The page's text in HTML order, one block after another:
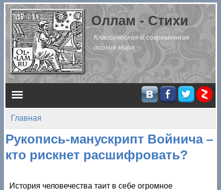
Перейти к основному содержанию
Оллам - Стихи
Классическая и современная
поэзия мира
Главное меню
Вы здесь
Главная
Рукопись-манускрипт Войнича –
кто рискнет расшифровать?
История человечества таит в себе огромное